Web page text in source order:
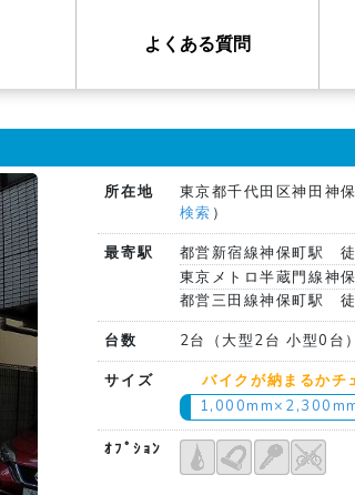
よくある質問
所在地 東京都千代田区神田神
検索 ）
最寄駅
都営新宿線神保町駅
東京メトロ半蔵門線神
都営三田線神保町駅
台数
2台（大型2台 小型0台）
サイズ
バイクが納まるかチ
1,000mm×2,300mm
ｵﾌﾟｼｮﾝ